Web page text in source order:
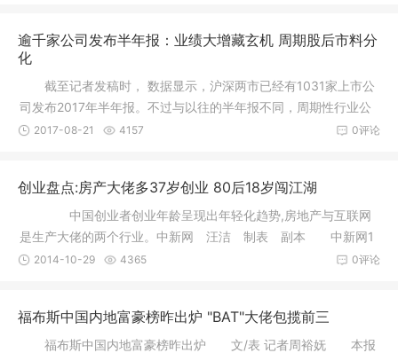
逾千家公司发布半年报：业绩大增藏玄机 周期股后市料分
化
截至记者发稿时， 数据显示，沪深两市已经有1031家上市公
司发布2017年半年报。不过与以往的半年报不同，周期性行业公
司中期
0评论
2017-08-21 4157
创业盘点:房产大佬多37岁创业 80后18岁闯江湖
中国创业者创业年龄呈现出年轻化趋势,房地产与互联网
是生产大佬的两个行业。中新网 汪洁 制表 副本 中新网1
0月29
0评论
2014-10-29 4365
福布斯中国内地富豪榜昨出炉 "BAT"大佬包揽前三
福布斯中国内地富豪榜昨出炉 文/表 记者周裕妩 本报